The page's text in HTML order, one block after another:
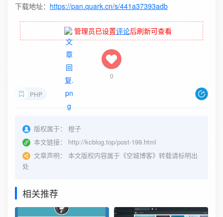
下载地址： https://pan.quark.cn/s/441a37393adb
管理员已设置评论后刷新可查看
0
PHP
版权属于：
橙子
本文链接：
http://kcblog.top/post-199.html
文章声明：
本文版权内容属于《空城博客》转载请标明出
处
相关推荐